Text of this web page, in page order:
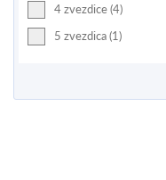
4 zvezdice (4)
5 zvezdica (1)